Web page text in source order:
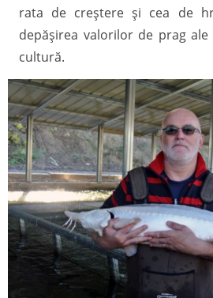
rata de creştere şi cea de
depăşirea valorilor de prag
cultură.